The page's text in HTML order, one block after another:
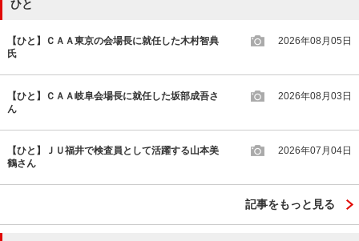
ひと
【ひと】ＣＡＡ東京の会場長に就任した木村智典
氏
2026年08月05日
【ひと】ＣＡＡ岐阜会場長に就任した坂部成吾さ
ん
2026年08月03日
【ひと】ＪＵ福井で検査員として活躍する山本美
鶴さん
2026年07月04日
記事をもっと見る